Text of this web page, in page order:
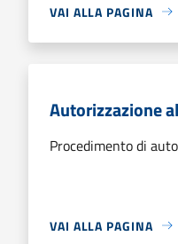
VAI ALLA PAGINA
Autorizzazione
Procedimento di
VAI ALLA PAGINA